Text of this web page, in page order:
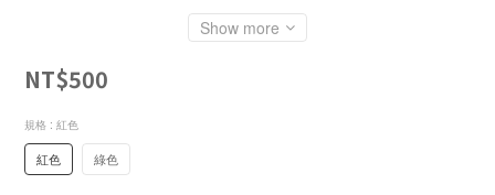
Show more
NT$500
規格 : 紅色
紅色 綠色